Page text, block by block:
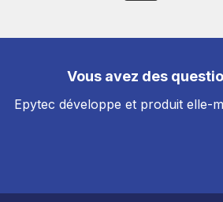
Vous avez des
Epytec développe et produit elle-